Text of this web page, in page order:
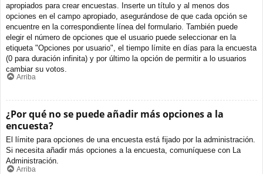
apropiados para crear encuestas. Inserte un título y al menos dos
opciones en el campo apropiado, asegurándose de que cada opción se
encuentre en la correspondiente línea del formulario. También puede
elegir el número de opciones que el usuario puede seleccionar en la
etiqueta "Opciones por usuario", el tiempo límite en días para la encuesta
(0 para duración infinita) y por último la opción de permitir a lo usuarios
cambiar su votos.
Arriba
¿Por qué no se puede añadir más opciones a la
encuesta?
El límite para opciones de una encuesta está fijado por la administración.
Si necesita añadir más opciones a la encuesta, comuníquese con La
Administración.
Arriba